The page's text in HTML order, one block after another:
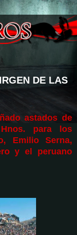
DE LAS
astados de
para los
Emilio Serna,
y el peruano